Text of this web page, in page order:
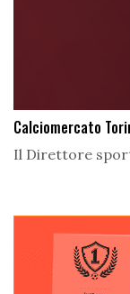
Calciomercato
Il Direttore